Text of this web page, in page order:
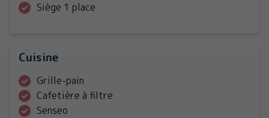
Siège 1 place
Cuisine
Grille-pain
Cafetière à filtre
Senseo